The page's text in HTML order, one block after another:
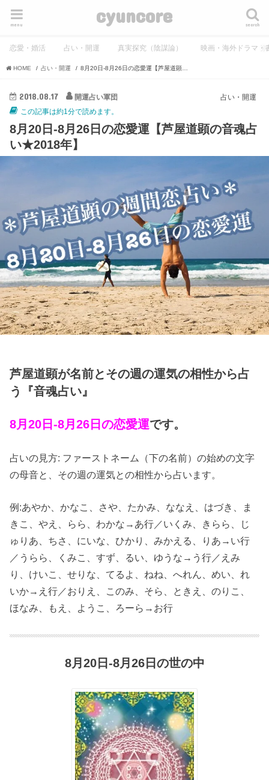
cyuncore search
menu
恋愛・婚活 占い・開運 真実探究（陰謀論） 映画・海外ドラマ・
HOME 占い・開運
占い・開運
2018.08.17
開運占い軍団
この記事は約1分で読めます。
8月20日-8月26日の恋愛運【芦屋道顕の音魂占
い★2018年】
芦屋道顕が名前とその週の運気の相性から占
う『音魂占い』
8月20日-8月26日の恋愛運です。
占いの見方: ファーストネーム（下の名前）の始めの文字
の母音と、その週の運気との相性から占います。
例:あやか、かなこ、さや、たかみ、ななえ、はづき、ま
きこ、やえ、らら、わかな→あ行／いくみ、きらら、じ
ゅりあ、ちさ、にいな、ひかり、みかえる、りあ→い行
／うらら、くみこ、すず、るい、ゆうな→う行／えみ
り、けいこ、せりな、てるよ、ねね、へれん、めい、れ
いか→え行／おりえ、このみ、そら、ときえ、のりこ、
ほなみ、もえ、ようこ、ろーら→お行
8月20日-8月26日の世の中